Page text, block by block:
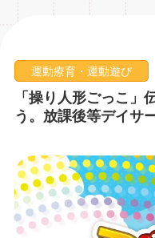
運動療育・運動遊び
「操り人形ごっこ」
う。放課後等デイサ